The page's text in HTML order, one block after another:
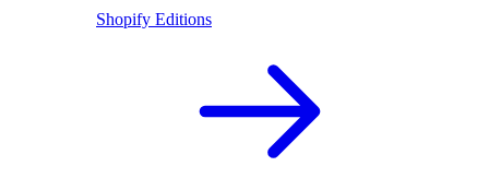
Shopify Editions